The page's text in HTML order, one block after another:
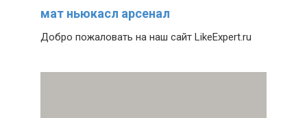
мат ньюкасл арсенал
Добро пожаловать на наш сайт LikeExpert.ru